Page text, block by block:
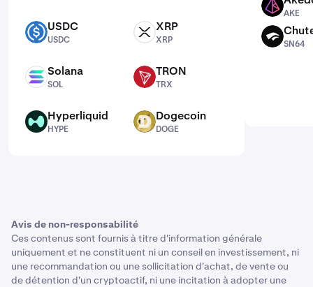
USDC USDC
USDC
XRP XRP
XRP
SOL Solana
SOL
TRX TRON
TRX
HYPE Hyperliquid
HYPE
DOGE Dogecoin
DOGE
AKE
AKE
SN64
SN64
Avis de non-responsabilité
Ces contenus sont fournis à titre d'information générale
uniquement et ne constituent ni un conseil en investissement, ni
une recommandation ou une sollicitation d'achat, de vente ou
de détention d'un cryptoactif, ni une incitation à adopter une